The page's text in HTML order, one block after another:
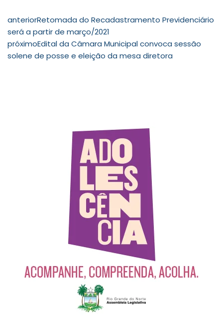
anteriorRetomada do Recadastramento Previdenciário
será a partir de março/2021
próximoEdital da Câmara Municipal convoca sessão
solene de posse e eleição da mesa diretora